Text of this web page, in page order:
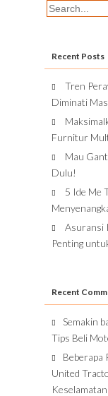
Recent Posts
Tren
Diminati
Furnitur
Mau
Dulu!
5 Ide Me
Asuransi
Penting
Recent
Semakin
Tips Beli
Beberapa
United